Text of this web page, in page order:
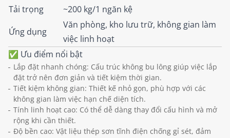
Tải trọng
~200 kg/1 ngăn kệ
Ứng dụng
Văn phòng, kho lưu trữ, không gian làm
việc linh hoạt
✅ Ưu điểm nổi bật
Lắp đặt nhanh chóng: Cấu trúc không bu lông giúp việc lắp
đặt trở nên đơn giản và tiết kiệm thời gian.
Tiết kiệm không gian: Thiết kế nhỏ gọn, phù hợp với các
không gian làm việc hạn chế diện tích.
Tính linh hoạt cao: Có thể dễ dàng thay đổi cấu hình và mở
rộng khi cần thiết.
Độ bền cao: Vật liệu thép sơn tĩnh điện chống gỉ sét, đảm